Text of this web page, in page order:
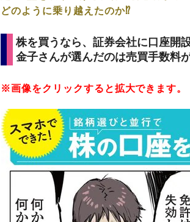
どのように乗り越えたのか⁉
株を買うなら、証券会社に口座開
金子さんが選んだのは売買手数料
※画像をクリックすると拡大できます。